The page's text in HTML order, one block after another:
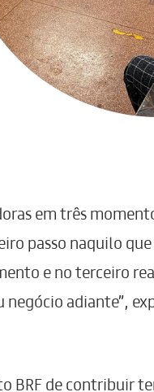
em três
passo naquilo
e no terceiro
adiante”,
BRF de contribuir